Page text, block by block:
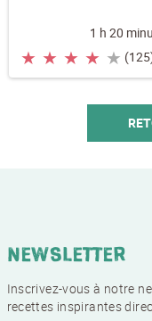
1 h 20
★ ★ ★ ★ ★
Newsletter
Inscrivez-vous à notre
recettes inspirantes